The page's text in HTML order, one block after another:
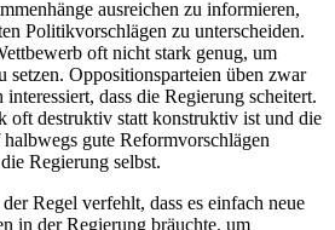
ausreichen zu informieren,
Politikvorschlägen zu unterscheiden.
oft nicht stark genug, um
setzen. Oppositionsparteien üben zwar
dass die Regierung scheitert.
oft destruktiv statt konstruktiv ist und die
gute Reformvorschlägen
Regierung selbst.
Regel verfehlt, dass es einfach neue
in der Regierung bräuchte, um